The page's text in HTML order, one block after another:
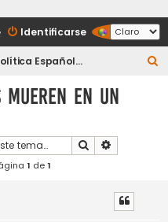
Identificarse
Política Española y Sucesos
en un
Buscar
1 de1